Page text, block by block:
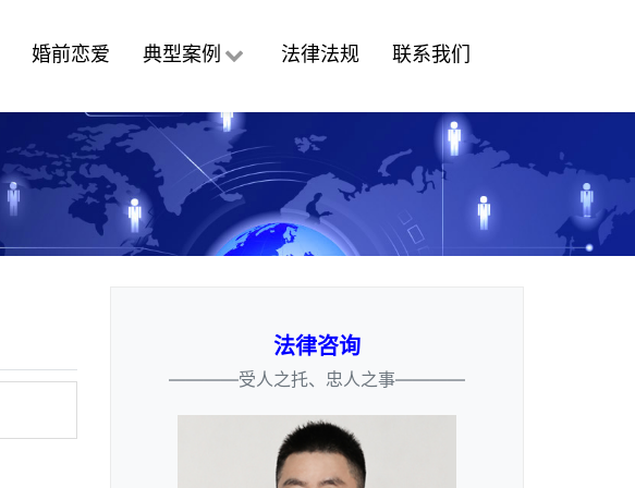
婚前恋爱 典型案例 法律法规 联系我们
法律咨询
————受人之托、忠人之事————